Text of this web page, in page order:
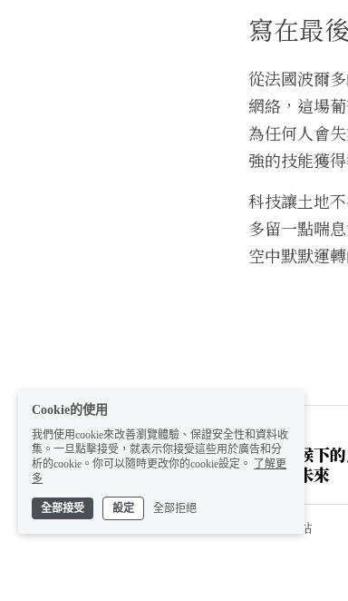
寫在最後
從法國波爾
網絡，這場
為任何人會
強的技能獲得
科技讓土地
多留一點喘
空中默默運
上一篇
極端氣候下
灣糧食未來
返回網站
Cookie的使用
我們使用cookie來改善瀏覽體驗、保證安全性和資料收
集。一旦點擊接受，就表示你接受這些用於廣告和分
析的cookie。你可以隨時更改你的cookie設定。
了解更
多
全部接受 設定 全部拒絕